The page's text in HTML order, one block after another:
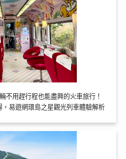
不用趕行程也能盡興的火車旅行！
易遊網環島之星觀光列車體驗解析